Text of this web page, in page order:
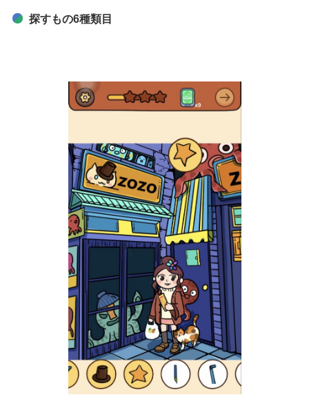
探すもの6種類目